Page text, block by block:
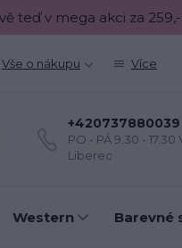
teď v mega akci za 259,-
Vše o nákupu Více
+420737880039
PO - PÁ 9.30 -
Liberec
Western Barevné